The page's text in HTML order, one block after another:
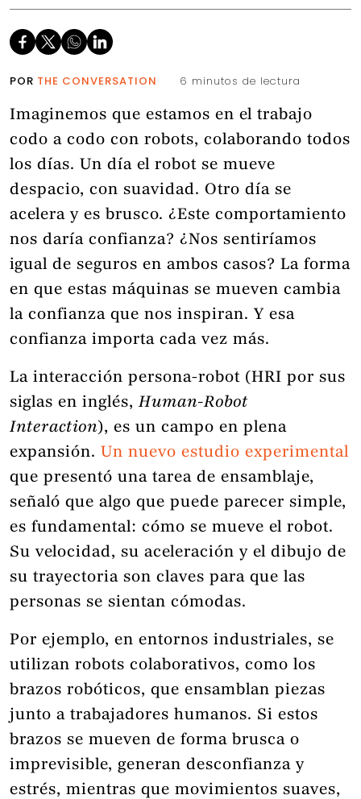
POR THE CONVERSATION 6 minutos de lectura
Imaginemos que estamos en el trabajo
codo a codo con robots, colaborando todos
los días. Un día el robot se mueve
despacio, con suavidad. Otro día se
acelera y es brusco. ¿Este comportamiento
nos daría confianza? ¿Nos sentiríamos
igual de seguros en ambos casos? La forma
en que estas máquinas se mueven cambia
la confianza que nos inspiran. Y esa
confianza importa cada vez más.
La interacción persona-robot (HRI por sus
siglas en inglés,Human-Robot
Interaction), es un campo en plena
expansión. Un nuevo estudio experimental
que presentó una tarea de ensamblaje,
señaló que algo que puede parecer simple,
es fundamental: cómo se mueve el robot.
Su velocidad, su aceleración y el dibujo de
su trayectoria son claves para que las
personas se sientan cómodas.
Por ejemplo, en entornos industriales, se
utilizan robots colaborativos, como los
brazos robóticos, que ensamblan piezas
junto a trabajadores humanos. Si estos
brazos se mueven de forma brusca o
imprevisible, generan desconfianza y
estrés, mientras que movimientos suaves,